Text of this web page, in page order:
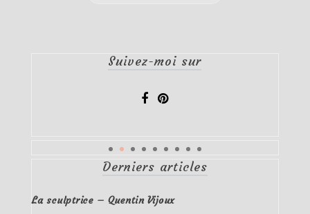
Suivez-moi sur
Derniers articles
La sculptrice – Quentin Vijoux